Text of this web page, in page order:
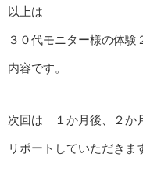
以上は
３０代モニター様の体験
内容です。
次回は １か月後、２か
リポートしていただきま